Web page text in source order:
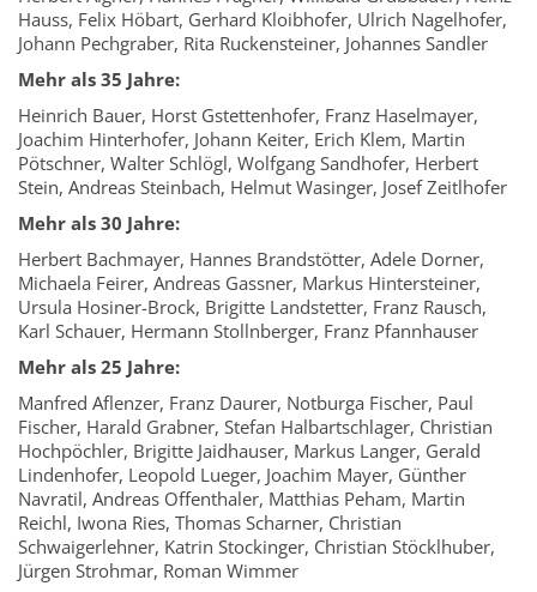
Hauss, Felix Höbart, Gerhard Kloibhofer, Ulrich Nagelhofer,
Johann Pechgraber, Rita Ruckensteiner, Johannes Sandler
Mehr als 35 Jahre:
Heinrich Bauer, Horst Gstettenhofer, Franz Haselmayer,
Joachim Hinterhofer, Johann Keiter, Erich Klem, Martin
Pötschner, Walter Schlögl, Wolfgang Sandhofer, Herbert
Stein, Andreas Steinbach, Helmut Wasinger, Josef Zeitlhofer
Mehr als 30 Jahre:
Herbert Bachmayer, Hannes Brandstötter, Adele Dorner,
Michaela Feirer, Andreas Gassner, Markus Hintersteiner,
Ursula Hosiner-Brock, Brigitte Landstetter, Franz Rausch,
Karl Schauer, Hermann Stollnberger, Franz Pfannhauser
Mehr als 25 Jahre:
Manfred Aflenzer, Franz Daurer, Notburga Fischer, Paul
Fischer, Harald Grabner, Stefan Halbartschlager, Christian
Hochpöchler, Brigitte Jaidhauser, Markus Langer, Gerald
Lindenhofer, Leopold Lueger, Joachim Mayer, Günther
Navratil, Andreas Offenthaler, Matthias Peham, Martin
Reichl, Iwona Ries, Thomas Scharner, Christian
Schwaigerlehner, Katrin Stockinger, Christian Stöcklhuber,
Jürgen Strohmar, Roman Wimmer